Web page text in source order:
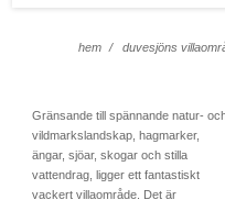
hem / duvesjöns
Gränsande till spännande natur-
vildmarkslandskap, hagmarker,
ängar, sjöar, skogar och stilla
vattendrag, ligger ett fantastiskt
vackert villaområde. Det är